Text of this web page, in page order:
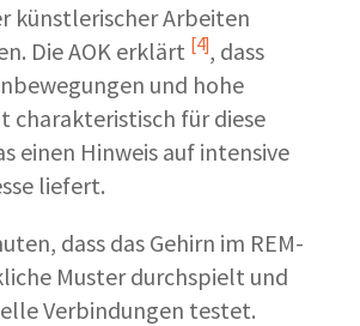
künstlerischer Arbeiten
DieAOK erklärt [4], dass
und hohe
charakteristisch für diese
einen Hinweis auf intensive
liefert.
dass das Gehirn im REM-
Muster durchspielt und
Verbindungen testet.